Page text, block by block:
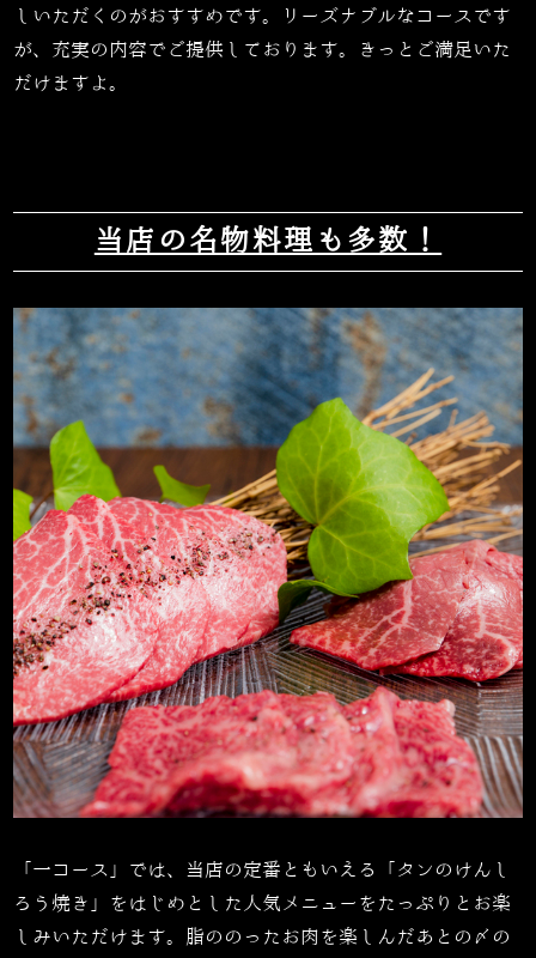
しいただくのがおすすめです。リーズナブルなコースです
が、充実の内容でご提供しております。きっとご満足いた
だけますよ。
当店の名物料理も多数！
「一コース 」では、当店の定番ともいえる「タンのけんし
ろう焼き」をはじめとした人気メニューをたっぷりとお楽
しみいただけます。脂ののったお肉を楽しんだあとの〆の